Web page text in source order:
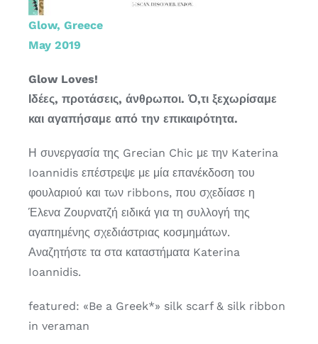
Glow, Greece
May 2019
Glow Loves!
Ιδέες, προτάσεις, άνθρωποι. Ό,τι ξεχωρίσαμε
και αγαπήσαμε από την επικαιρότητα.
Η συνεργασία της Grecian Chic με την Katerina
Ioannidis επέστρεψε με μία επανέκδοση του
φουλαριού και των ribbons, που σχεδίασε η
Έλενα Ζουρνατζή ειδικά για τη συλλογή της
αγαπημένης σχεδιάστριας κοσμημάτων.
Αναζητήστε τα στα καταστήματα Katerina
Ioannidis.
featured: «Be a Greek*» silk scarf & silk ribbon
in veraman